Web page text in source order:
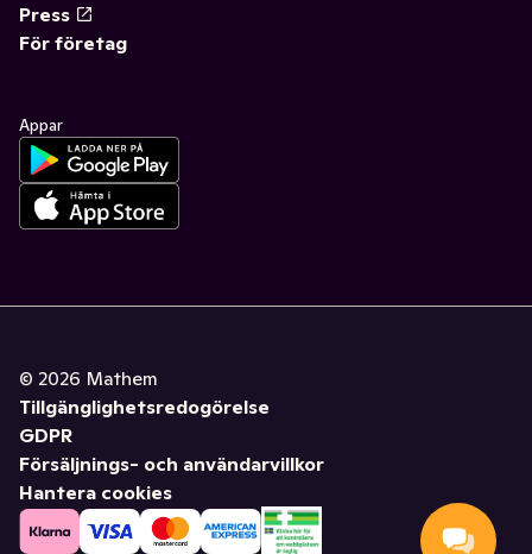
Press
För företag
Appar
© 2026 Mathem
Tillgänglighetsredogörelse
GDPR
Försäljnings- och användarvillkor
Hantera cookies